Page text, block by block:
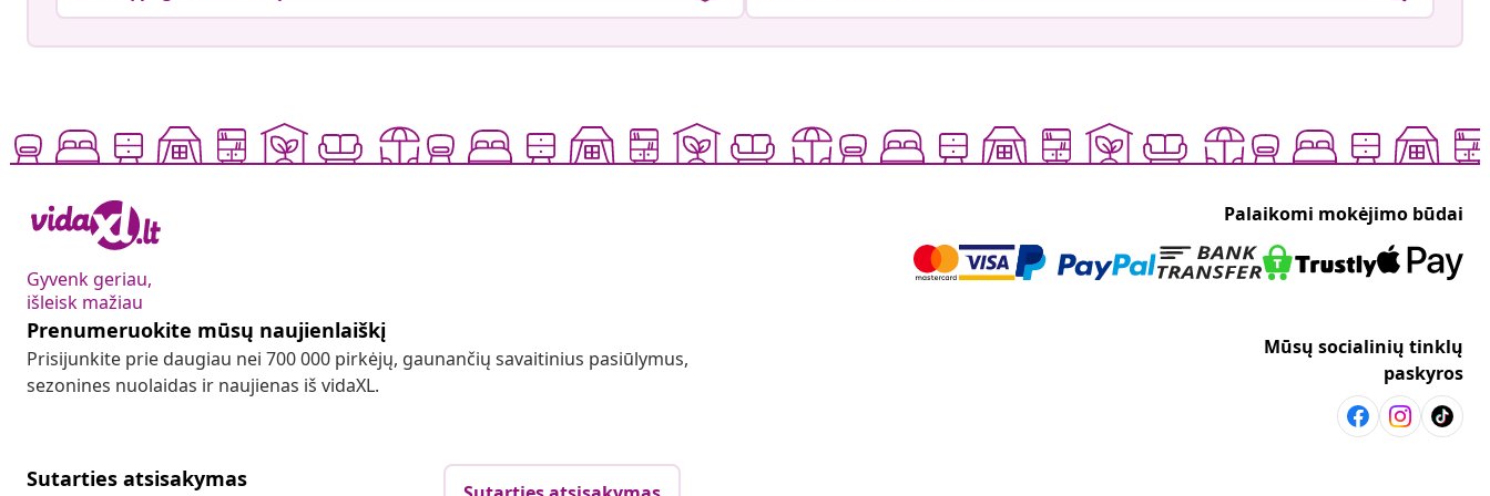
Gyvenk geriau,
išleisk mažiau
Palaikomi mokėjimo būdai
Prenumeruokite mūsų naujienlaiškį
Prisijunkite prie daugiau nei 700 000 pirkėjų, gaunančių savaitinius pasiūlymus,
sezonines nuolaidas ir naujienas iš vidaXL.
Mūsų socialinių tinklų
paskyros
Sutarties atsisakymas